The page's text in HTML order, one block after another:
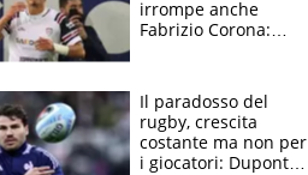
irrompe anche
Fabrizio Corona:
prove”
Il paradosso del
rugby, crescita
costante ma non per
i giocatori: Dupont